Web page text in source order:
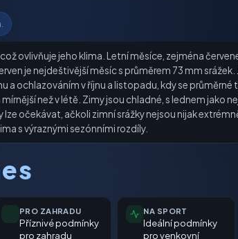
ovlivňuje jeho klima. Letní měsíce, zejména
je nejdeštivější měsíc s průměrem 73 mm
ochlazováním v říjnu a listopadu, kdy se průměrné
než v létě. Zimy jsou chladné, s lednem jako
očekávat, ačkoli zimní srážky nejsou nijak
s výraznými sezónními rozdíly.
PRO ZAHRADU
Příznivé podmínky
pro zahradu
NA SPORT
Ideální podmínky
pro venkovní